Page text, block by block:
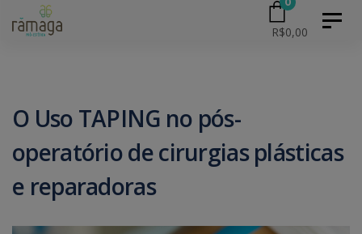
Skip
Skip
content
R$0,00
O Uso TAPING no pós-
operatório de cirurgias plásticas
e reparadoras